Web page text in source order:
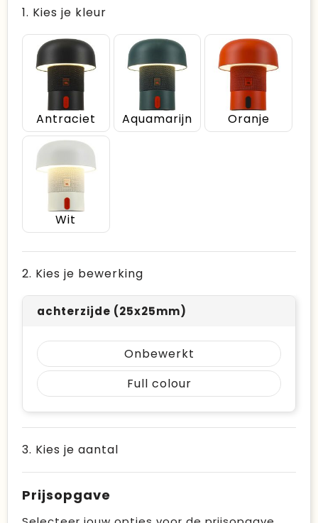
1. Kies je kleur
Antraciet Aquamarijn Oranje
Wit
2. Kies je bewerking
achterzijde (25x25mm)
Onbewerkt
Full colour
3. Kies je aantal
Prijsopgave